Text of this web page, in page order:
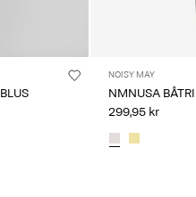
NOISY MAY
NMNUSA
299,95 kr